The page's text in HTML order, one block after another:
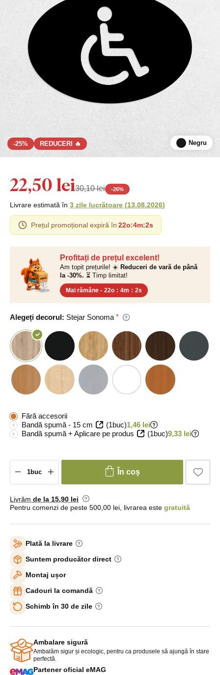
-25% REDUCERI 🔥 Negru
Profitați de prețul excelent!
Am topit prețurile! ☀️ Reduceri de vară de până
la -30%. ⏳ Timp limitat!
Mai rămâne - 22o : 4m : 1s
Alegeți decorul: Stejar Sonoma
22,50 lei30,10 lei -26%
Livrare estimată în 3 zile lucrătoare (13.08.2026)
Prețul promoțional expiră în 22o:4m:1s
Fără accesorii
Bandă spumă - 15 cm
(1buc)1,46 lei
Bandă spumă + Aplicare pe produs
(1buc)9,33 lei
În coș
Livrăm de la 15,90 lei
Pentru comenzi de peste 500,00 lei, livrarea este gratuită
Plată la livrare
Suntem producător direct
Montaj ușor
Cadouri la comandă
Schimb în 30 de zile
Ambalare sigură
Ambalăm sigur și ecologic, pentru ca produsele să ajungă în stare
perfectă.
Partener oficial eMAG